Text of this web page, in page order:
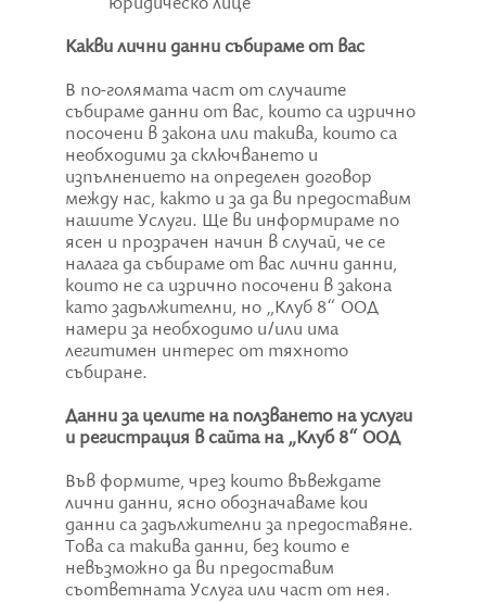
юридическо лице
Какви лични данни събираме от вас
В по-голямата част от случаите
събираме данни от вас, които са изрично
посочени в закона или такива, които са
необходими за сключването и
изпълнението на определен договор
между нас, както и за да ви предоставим
нашите Услуги. Ще ви информираме по
ясен и прозрачен начин в случай, че се
налага да събираме от вас лични данни,
които не са изрично посочени в закона
като задължителни, но „Клуб 8“ ООД
намери за необходимо и/или има
легитимен интерес от тяхното
събиране.
Данни за целите на ползването на услуги
и регистрация в сайта на „Клуб 8“ ООД
Във формите, чрез които въвеждате
лични данни, ясно обозначаваме кои
данни са задължителни за предоставяне.
Това са такива данни, без които е
невъзможно да ви предоставим
съответната Услуга или част от нея.